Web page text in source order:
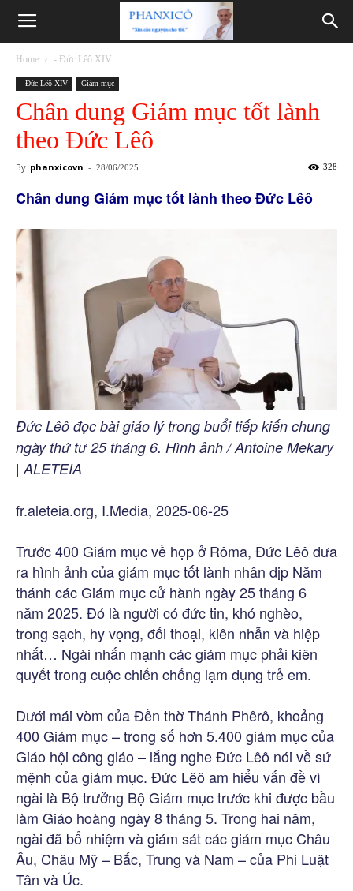
Phanxicô
Home - Đức Lêô XIV
- Đức Lêô XIV Giám mục
Chân dung Giám mục tốt lành
theo Đức Lêô
By phanxicovn - 28/06/2025 328
Chân dung Giám mục tốt lành theo Đức Lêô
Đức Lêô đọc bài giáo lý trong buổi tiếp kiến chung
ngày thứ tư 25 tháng 6. Hình ảnh / Antoine Mekary
| ALETEIA
fr.aleteia.org, I.Media, 2025-06-25
Trước 400 Giám mục về họp ở Rôma, Đức Lêô đưa
ra hình ảnh của giám mục tốt lành nhân dịp Năm
thánh các Giám mục cử hành ngày 25 tháng 6
năm 2025. Đó là người có đức tin, khó nghèo,
trong sạch, hy vọng, đối thoại, kiên nhẫn và hiệp
nhất… Ngài nhấn mạnh các giám mục phải kiên
quyết trong cuộc chiến chống lạm dụng trẻ em.
Dưới mái vòm của Đền thờ Thánh Phêrô, khoảng
400 Giám mục – trong số hơn 5.400 giám mục của
Giáo hội công giáo – lắng nghe Đức Lêô nói về sứ
mệnh của giám mục. Đức Lêô am hiểu vấn đề vì
ngài là Bộ trưởng Bộ Giám mục trước khi được bầu
làm Giáo hoàng ngày 8 tháng 5. Trong hai năm,
ngài đã bổ nhiệm và giám sát các giám mục Châu
Âu, Châu Mỹ – Bắc, Trung và Nam – của Phi Luật
Tân và Úc.